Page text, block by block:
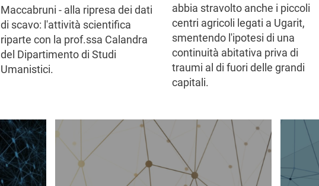
Maccabruni - alla ripresa dei dati
di scavo: l'attività scientifica
riparte con la prof.ssa Calandra
del Dipartimento di Studi
Umanistici.
abbia stravolto anche i piccoli
centri agricoli legati a Ugarit,
smentendo l'ipotesi di una
continuità abitativa priva di
traumi al di fuori delle grandi
capitali.
Image